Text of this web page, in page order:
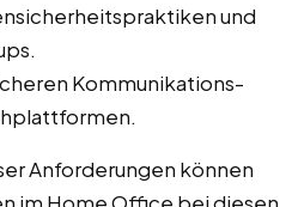
und
Kommunikations-
Anforderungen können
im Home Office bei diesen